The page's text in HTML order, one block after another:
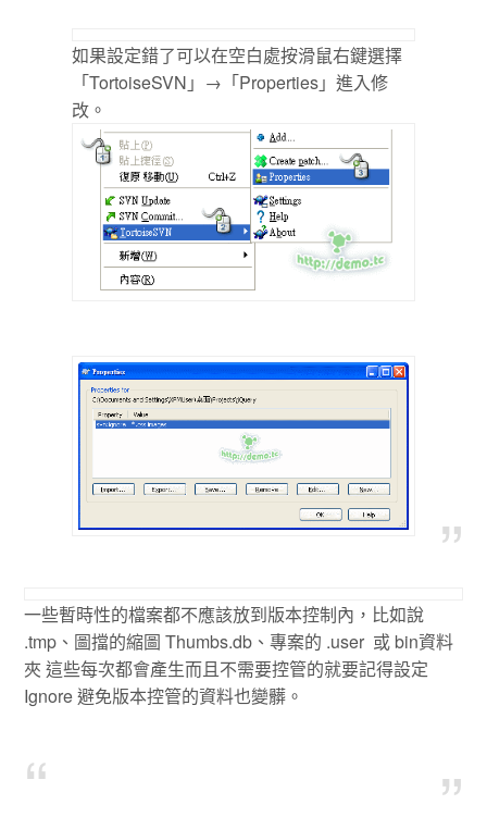
如果設定錯了可以在空白處按滑鼠右鍵選擇
「TortoiseSVN」→「Properties」進入修
改。
一些暫時性的檔案都不應該放到版本控制內，比如說
.tmp、圖擋的縮圖 Thumbs.db、專案的 .user 或 bin資料
夾 這些每次都會產生而且不需要控管的就要記得設定
Ignore 避免版本控管的資料也變髒。